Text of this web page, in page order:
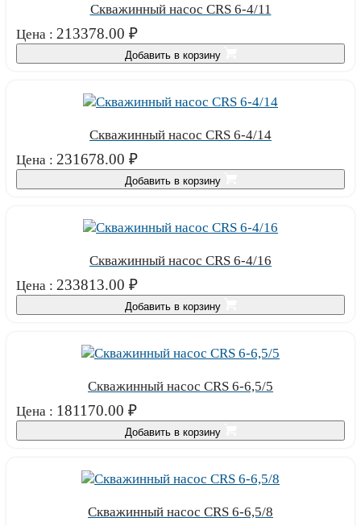
Скважинный насос CRS 6-4/11
Цена : 213378.00 ₽
Добавить в корзину
Скважинный насос CRS 6-4/14
Цена : 231678.00 ₽
Добавить в корзину
Скважинный насос CRS 6-4/16
Цена : 233813.00 ₽
Добавить в корзину
Скважинный насос CRS 6-6,5/5
Цена : 181170.00 ₽
Добавить в корзину
Скважинный насос CRS 6-6,5/8